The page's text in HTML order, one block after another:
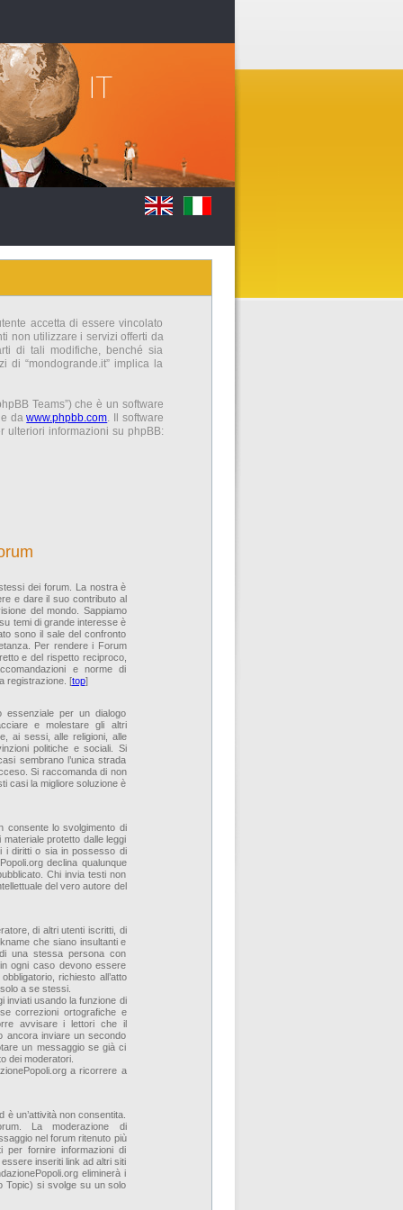
accetta di essere vincolato
non utilizzare i servizi offerti da
di tali modifiche, benché sia
di “mondogrande.it” implica la
Teams”) che è un software
dawww.phpbb.com. Il software
ulteriori informazioni su phpBB:
dei forum. La nostra è
e dare il suo contributo al
del mondo. Sappiamo
temi di grande interesse è
sono il sale del confronto
Per rendere i Forum
e del rispetto reciproco,
e norme di
registrazione. [top]
per un dialogo
e molestare gli altri
ai sessi, alle religioni, alle
politiche e sociali. Si
sembrano l’unica strada
Si raccomanda di non
casi la migliore soluzione è
consente lo svolgimento di
protetto dalle leggi
i diritti o sia in possesso di
declina qualunque
Chi invia testi non
del vero autore del
di altri utenti iscritti, di
che siano insultanti e
una stessa persona con
ogni caso devono essere
richiesto all’atto
a se stessi.
inviati usando la funzione di
correzioni ortografiche e
avvisare i lettori che il
ancora inviare un secondo
un messaggio se già ci
dei moderatori.
a ricorrere a
un’attività non consentita.
La moderazione di
nel forum ritenuto più
per fornire informazioni di
inseriti link ad altri siti
eliminerà i
Topic) si svolge su un solo